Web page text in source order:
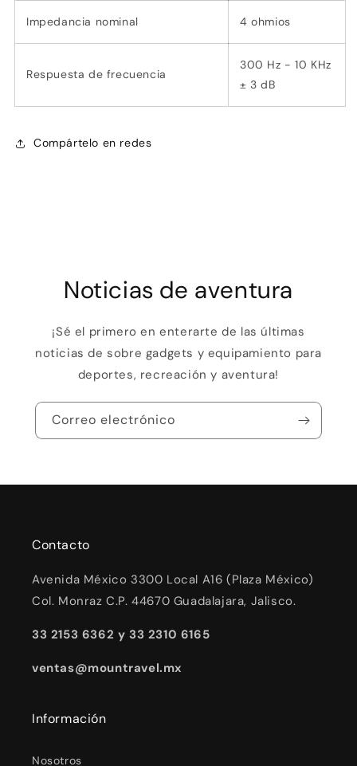
Impedancia nominal 4 ohmios
Respuesta de frecuencia
300 Hz - 10 KHz
± 3 dB
Compártelo en redes
Noticias de aventura
¡Sé el primero en enterarte de las últimas
noticias de sobre gadgets y equipamiento para
deportes, recreación y aventura!
Correo electrónico
Contacto
Avenida México 3300 Local A16 (Plaza México)
Col. Monraz C.P. 44670 Guadalajara, Jalisco.
33 2153 6362 y 33 2310 6165
ventas@mountravel.mx
Información
Nosotros